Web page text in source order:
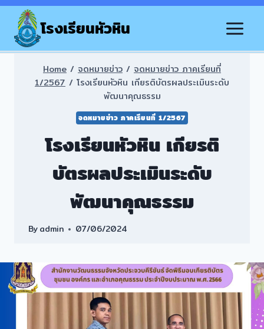
Skip
contentโรงเรียนหัวหิน
Home / จดหมายข่าว / จดหมายข่าว ภาคเรียนที่
1/2567 / โรงเรียนหัวหิน เกียรติบัตรผลประเมินระดับ
พัฒนาคุณธรรม
จดหมายข่าว ภาคเรียนที่ 1/2567
โรงเรียนหัวหิน เกียรติ
บัตรผลประเมินระดับ
พัฒนาคุณธรรม
Byadmin 07/06/2024